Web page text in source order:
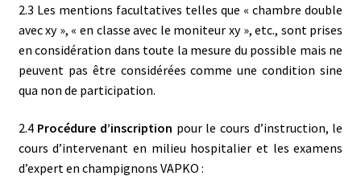
2.3 Les mentions facultatives telles que « chambre double
avec xy », « en classe avec le moniteur xy », etc., sont prises
en considération dans toute la mesure du possible mais ne
peuvent pas être considérées comme une condition sine
qua non de participation.
2.4 Procédure d’inscription pour le cours d’instruction, le
cours d’intervenant en milieu hospitalier et les examens
d’expert en champignons VAPKO :